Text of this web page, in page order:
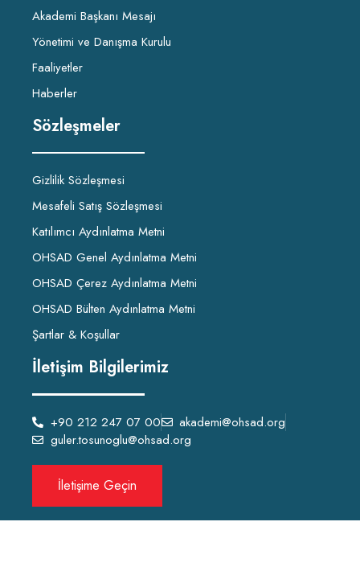
Akademi Başkanı Mesajı
Yönetimi ve Danışma Kurulu
Faaliyetler
Haberler
Sözleşmeler
Gizlilik Sözleşmesi
Mesafeli Satış Sözleşmesi
Katılımcı Aydınlatma Metni
OHSAD Genel Aydınlatma Metni
OHSAD Çerez Aydınlatma Metni
OHSAD Bülten Aydınlatma Metni
Şartlar & Koşullar
İletişim Bilgilerimiz
+90 212 247 07 00
akademi@ohsad.org
guler.tosunoglu@ohsad.org
İletişime Geçin